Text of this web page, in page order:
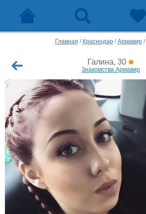
Главная / Краснодар/Армавир/
Галина, 30
Знакомства Армавир